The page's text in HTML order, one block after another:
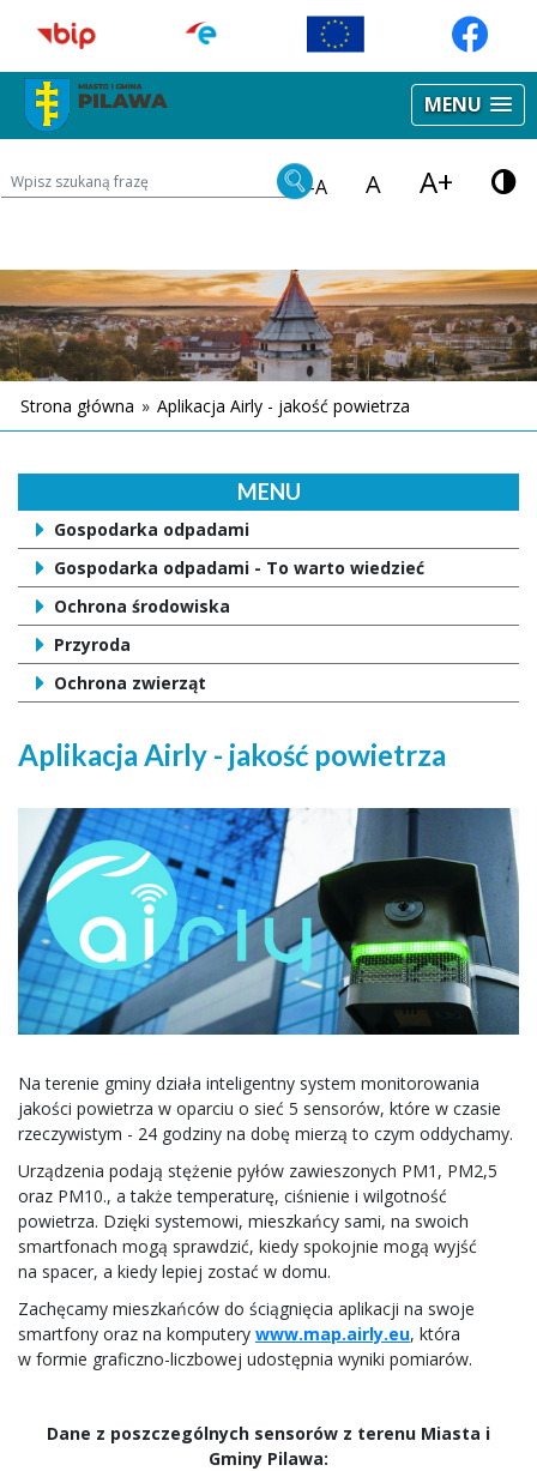
MENU
Wyszukiwarka treści na stronie -A A A+
Strona główna » Aplikacja Airly - jakość powietrza
MENU
Gospodarka odpadami
Gospodarka odpadami - To warto wiedzieć
Ochrona środowiska
Przyroda
Ochrona zwierząt
Aplikacja Airly - jakość powietrza
Na terenie gminy działa inteligentny system monitorowania
jakości powietrza w oparciu o sieć 5 sensorów, które w czasie
rzeczywistym - 24 godziny na dobę mierzą to czym oddychamy.
Urządzenia podają stężenie pyłów zawieszonych PM1, PM2,5
oraz PM10., a także temperaturę, ciśnienie i wilgotność
powietrza. Dzięki systemowi, mieszkańcy sami, na swoich
smartfonach mogą sprawdzić, kiedy spokojnie mogą wyjść
na spacer, a kiedy lepiej zostać w domu.
Zachęcamy mieszkańców do ściągnięcia aplikacji na swoje
smartfony oraz na komputery www.map.airly.eu, która
w formie graficzno-liczbowej udostępnia wyniki pomiarów.
Dane z poszczególnych sensorów z terenu Miasta i
Gminy Pilawa: